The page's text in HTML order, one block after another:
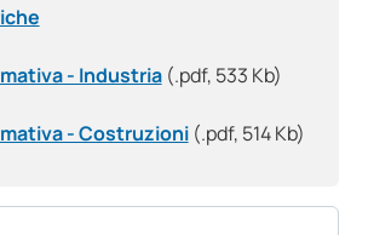
- Industria (.pdf, 533 Kb)
- Costruzioni (.pdf, 514 Kb)